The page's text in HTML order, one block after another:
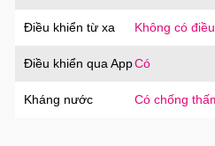
Điều khiển từ xa Không có
Điều khiển qua AppCó
Kháng nước Có chống